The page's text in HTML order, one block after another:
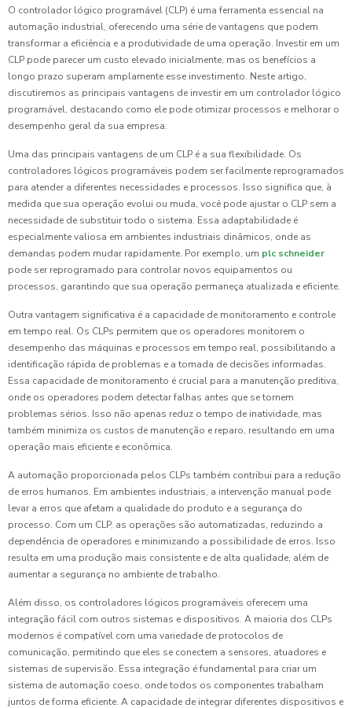
O controlador lógico programável (CLP) é uma ferramenta essencial na
automação industrial, oferecendo uma série de vantagens que podem
transformar a eficiência e a produtividade de uma operação. Investir em um
CLP pode parecer um custo elevado inicialmente, mas os benefícios a
longo prazo superam amplamente esse investimento. Neste artigo,
discutiremos as principais vantagens de investir em um controlador lógico
programável, destacando como ele pode otimizar processos e melhorar o
desempenho geral da sua empresa.
Uma das principais vantagens de um CLP é a sua flexibilidade. Os
controladores lógicos programáveis podem ser facilmente reprogramados
para atender a diferentes necessidades e processos. Isso significa que, à
medida que sua operação evolui ou muda, você pode ajustar o CLP sem a
necessidade de substituir todo o sistema. Essa adaptabilidade é
especialmente valiosa em ambientes industriais dinâmicos, onde as
demandas podem mudar rapidamente. Por exemplo, um plc schneider
pode ser reprogramado para controlar novos equipamentos ou
processos, garantindo que sua operação permaneça atualizada e eficiente.
Outra vantagem significativa é a capacidade de monitoramento e controle
em tempo real. Os CLPs permitem que os operadores monitorem o
desempenho das máquinas e processos em tempo real, possibilitando a
identificação rápida de problemas e a tomada de decisões informadas.
Essa capacidade de monitoramento é crucial para a manutenção preditiva,
onde os operadores podem detectar falhas antes que se tornem
problemas sérios. Isso não apenas reduz o tempo de inatividade, mas
também minimiza os custos de manutenção e reparo, resultando em uma
operação mais eficiente e econômica.
A automação proporcionada pelos CLPs também contribui para a redução
de erros humanos. Em ambientes industriais, a intervenção manual pode
levar a erros que afetam a qualidade do produto e a segurança do
processo. Com um CLP, as operações são automatizadas, reduzindo a
dependência de operadores e minimizando a possibilidade de erros. Isso
resulta em uma produção mais consistente e de alta qualidade, além de
aumentar a segurança no ambiente de trabalho.
Além disso, os controladores lógicos programáveis oferecem uma
integração fácil com outros sistemas e dispositivos. A maioria dos CLPs
modernos é compatível com uma variedade de protocolos de
comunicação, permitindo que eles se conectem a sensores, atuadores e
sistemas de supervisão. Essa integração é fundamental para criar um
sistema de automação coeso, onde todos os componentes trabalham
juntos de forma eficiente. A capacidade de integrar diferentes dispositivos e